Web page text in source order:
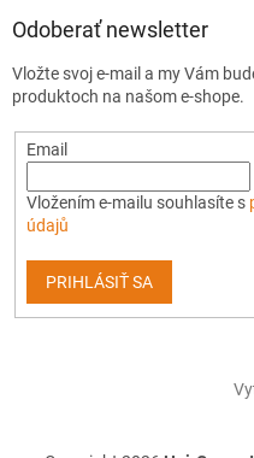
Odoberať newsletter
Vložte svoj e-mail a my Vám
produktoch na našom e-shope.
Email
Vložením e-mailu souhlasíte s
údajů
PRIHLÁSIŤ SA